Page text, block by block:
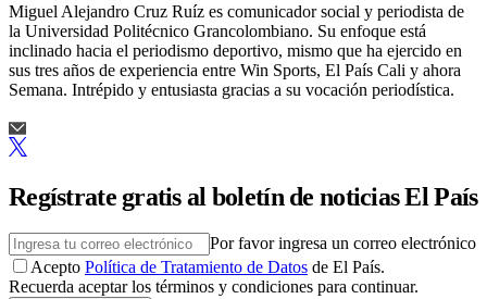
Miguel Alejandro Cruz Ruíz es comunicador social y periodista de
la Universidad Politécnico Grancolombiano. Su enfoque está
inclinado hacia el periodismo deportivo, mismo que ha ejercido en
sus tres años de experiencia entre Win Sports, El País Cali y ahora
Semana. Intrépido y entusiasta gracias a su vocación periodística.
Regístrate gratis al boletín de noticias El País
Por favor ingresa un correo electrónico
Acepto Política de Tratamiento de Datos de El País.
Recuerda aceptar los términos y condiciones para continuar.